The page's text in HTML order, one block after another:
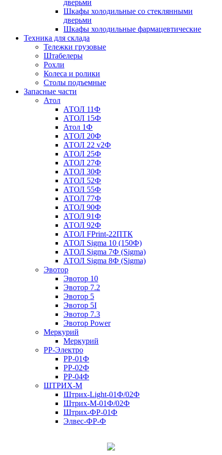
дверьми
Шкафы холодильные со стеклянными
дверьми
Шкафы холодильные фармацевтические
Техника для склада
Тележки грузовые
Штабелеры
Рохли
Колеса и ролики
Столы подъемные
Запасные части
Атол
АТОЛ 11Ф
АТОЛ 15Ф
Атол 1Ф
АТОЛ 20Ф
АТОЛ 22 v2Ф
АТОЛ 25Ф
АТОЛ 27Ф
АТОЛ 30Ф
АТОЛ 52Ф
АТОЛ 55Ф
АТОЛ 77Ф
АТОЛ 90Ф
АТОЛ 91Ф
АТОЛ 92Ф
АТОЛ FPrint-22ПТК
АТОЛ Sigma 10 (150Ф)
АТОЛ Sigma 7Ф (Sigma)
АТОЛ Sigma 8Ф (Sigma)
Эвотор
Эвотор 10
Эвотор 7.2
Эвотор 5
Эвотор 5I
Эвотор 7.3
Эвотор Power
Меркурий
Меркурий
РР-Электро
РР-01Ф
РР-02Ф
РР-04Ф
ШТРИХ-М
Штрих-Light-01Ф/02Ф
Штрих-М-01Ф/02Ф
Штрих-ФР-01Ф
Элвес-ФР-Ф